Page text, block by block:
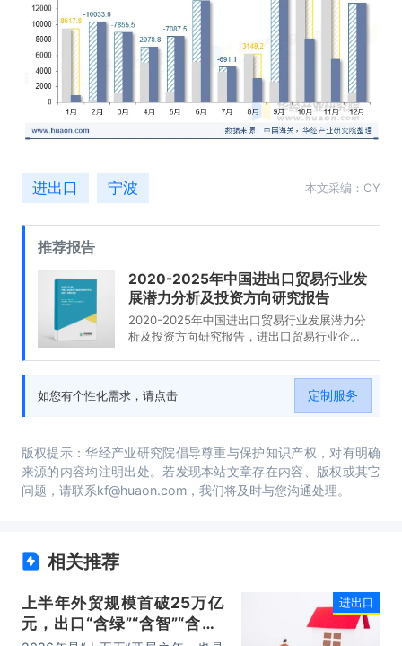
进出口 宁波 本文采编：CY
推荐报告
2020-2025年中国进出口贸易行业发
展潜力分析及投资方向研究报告
2020-2025年中国进出口贸易行业发展潜力分
析及投资方向研究报告，进出口贸易行业企业
国进出口贸易行业发展战略及规划建议。
如您有个性化需求，请点击 定制服务
版权提示：华经产业研究院倡导尊重与保护知识产权，对有明确
来源的内容均注明出处。若发现本站文章存在内容、版权或其它
问题，请联系kf@huaon.com，我们将及时与您沟通处理。
相关推荐
上半年外贸规模首破25万亿
元，出口“含绿”“含智”“含新”
进出口